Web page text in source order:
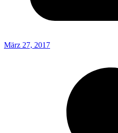
März 27, 2017